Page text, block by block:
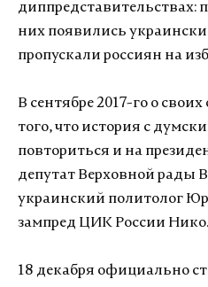
диппредставительствах:
них появились
пропускали россиян на
В сентябре 2017-го о
того, что история с
повториться и на
депутат Верховной рады
украинский политолог
зампред ЦИК России
18 декабря официально